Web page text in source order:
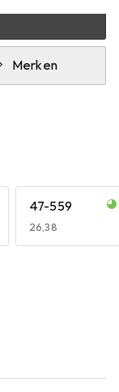
Merken
47-559
EUR
26,38